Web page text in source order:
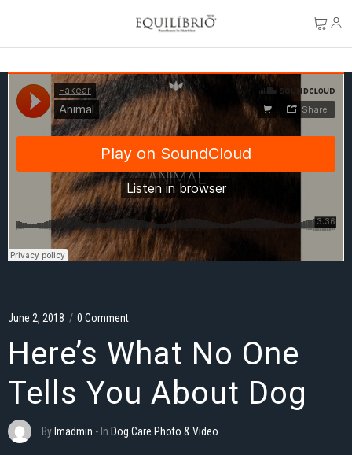
June 2, 2018 / 0 Comment
Here’s What No One
Tells You About Dog
By Imadmin - In Dog Care Photo & Video